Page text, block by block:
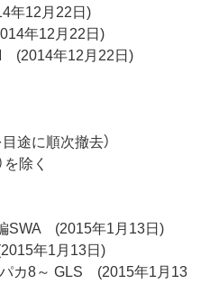
年12月22日)
年12月22日)
(2014年12月22日)
途に順次撤去）
除く
SWA (2015年1月13日)
年1月13日)
カ8～ GLS (2015年1月13